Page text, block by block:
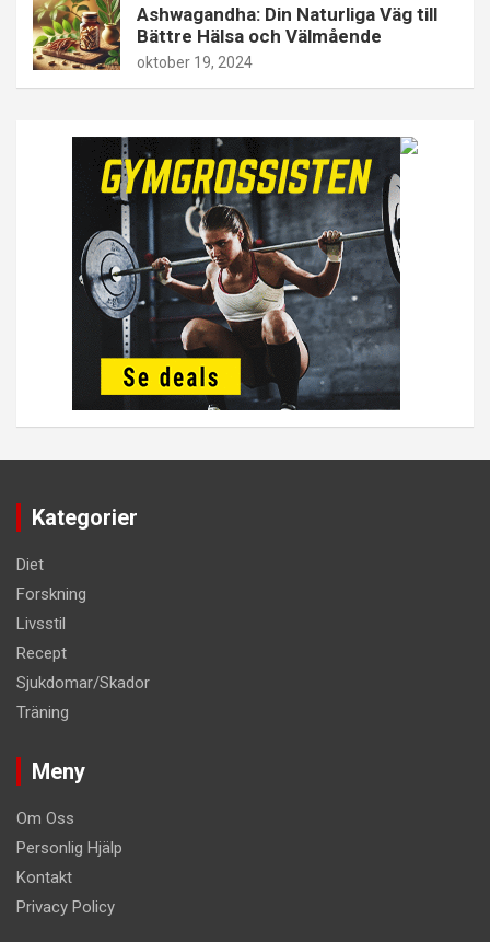
Ashwagandha: Din Naturliga Väg till
Bättre Hälsa och Välmående
oktober 19, 2024
Kategorier
Diet
Forskning
Livsstil
Recept
Sjukdomar/Skador
Träning
Meny
Om Oss
Personlig Hjälp
Kontakt
Privacy Policy